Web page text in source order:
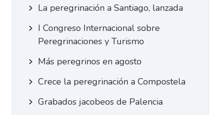
La peregrinación a Santiago, lanzada
I Congreso Internacional sobre
Peregrinaciones y Turismo
Más peregrinos en agosto
Crece la peregrinación a Compostela
Grabados jacobeos de Palencia